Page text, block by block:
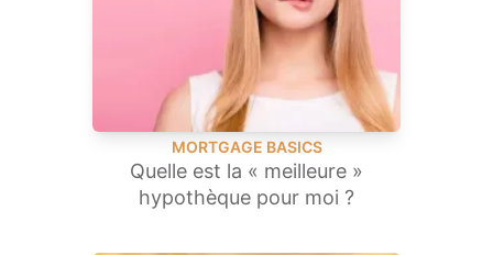
MORTGAGE BASICS
Quelle est la « meilleure »
hypothèque pour moi ?